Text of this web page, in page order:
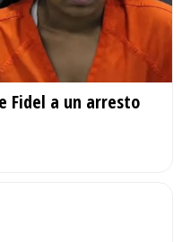
Fidel a un arresto